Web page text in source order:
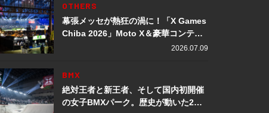
OTHERS
幕張メッセが熱狂の渦に！「X Games
Chiba 2026」Moto X＆豪華コンテン
2026.07.09
BMX
絶対王者と新王者、そして国内初開催
の女子BMXパーク。歴史が動いた2日